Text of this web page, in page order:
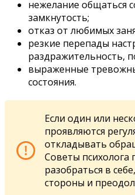
нежелание общаться
замкнутость;
отказ от любимых
резкие перепады
раздражительность,
выраженные
состояния.
Если один или
проявляются
откладывать
Советы психолога
разобраться в
стороны и